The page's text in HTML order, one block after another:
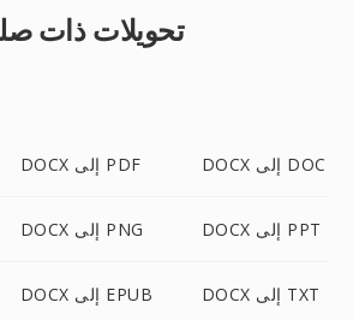
تحويلات ذات
DOCX إلى PDF DOCX إلى DOC
DOCX إلى PNG DOCX إلى PPT
DOCX إلى EPUB DOCX إلى TXT